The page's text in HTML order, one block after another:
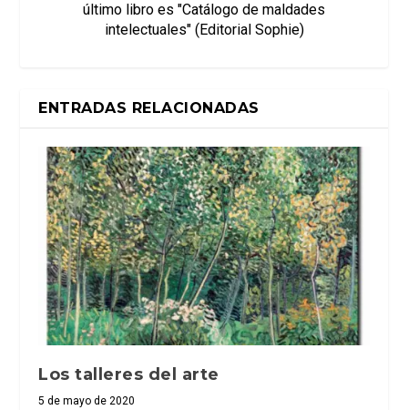
último libro es "Catálogo de maldades
intelectuales" (Editorial Sophie)
ENTRADAS RELACIONADAS
Los talleres del arte
5 de mayo de 2020